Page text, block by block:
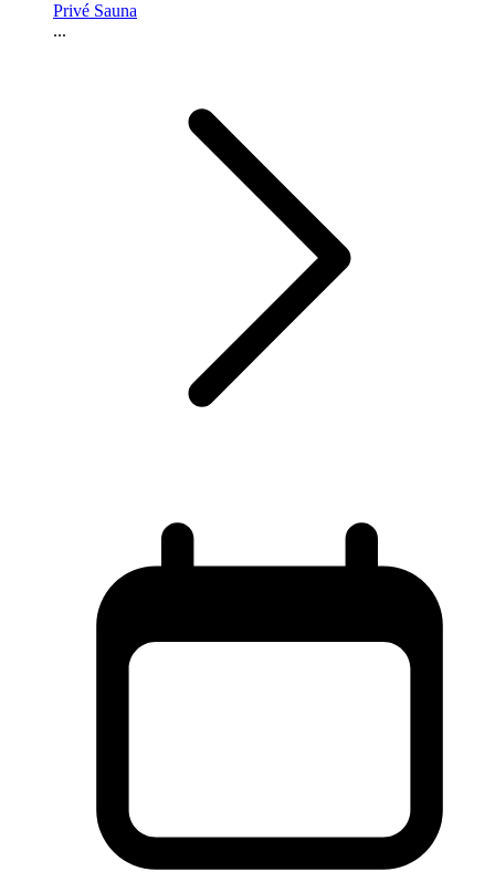
Privé Sauna
...